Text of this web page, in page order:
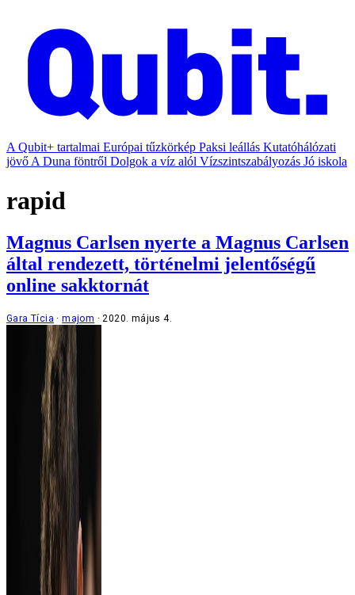
A Qubit+ tartalmai Európai tűzkörkép Paksi leállás Kutatóhálózati
jövő A Duna föntről Dolgok a víz alól Vízszintszabályozás Jó iskola
rapid
Magnus Carlsen nyerte a Magnus Carlsen
által rendezett, történelmi jelentőségű
online sakktornát
Gara Tícia majom 2020. május 4.